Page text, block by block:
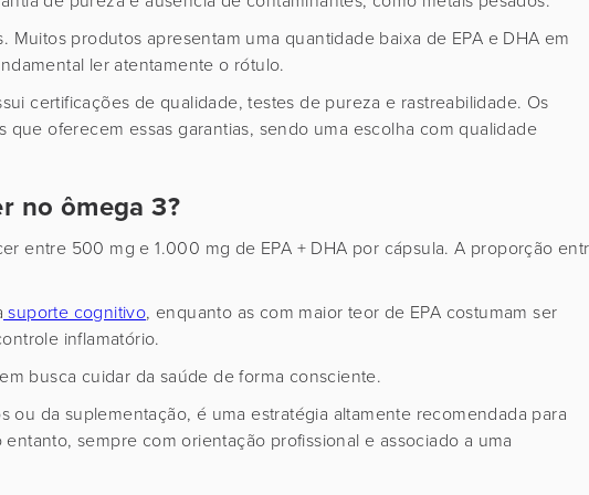
produtos apresentam uma quantidade baixa de EPA e DHA em
ler atentamente o rótulo.
certificações de qualidade, testes de pureza e rastreabilidade. Os
que oferecem essas garantias, sendo uma escolha com qualidade
no ômega 3?
entre 500 mg e 1.000 mg de EPA + DHA por cápsula. A proporção
suporte cognitivo, enquanto as com maior teor de EPA costumam ser
inflamatório.
busca cuidar da saúde de forma consciente.
ou da suplementação, é uma estratégia altamente recomendada para
sempre com orientação profissional e associado a uma